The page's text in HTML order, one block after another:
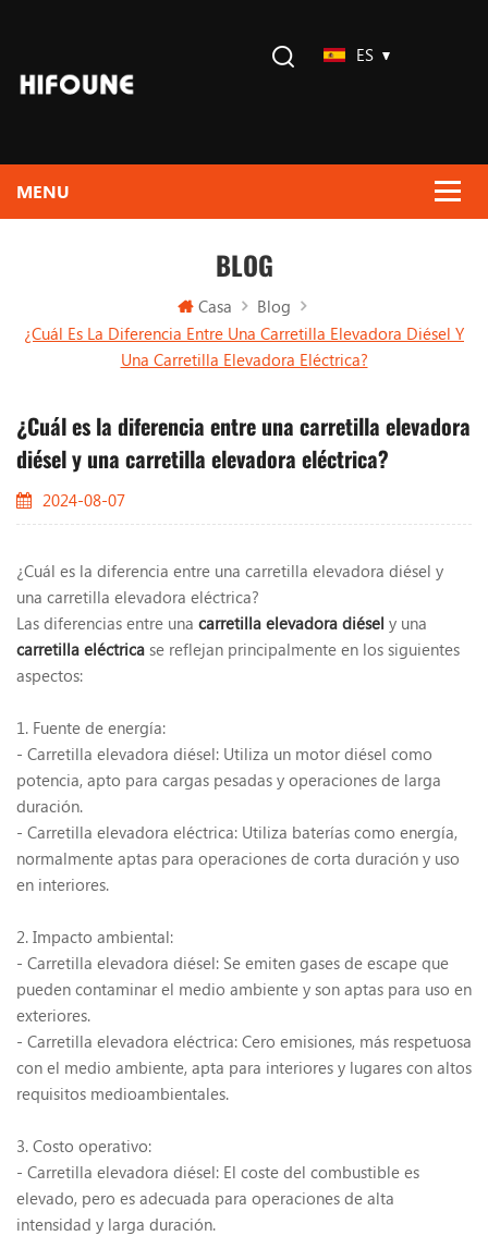
ES
BLOG
Casa
Blog
¿Cuál Es La Diferencia Entre Una Carretilla Elevadora Diésel Y
Una Carretilla Elevadora Eléctrica?
¿Cuál es la diferencia entre una carretilla elevadora
diésel y una carretilla elevadora eléctrica?
2024-08-07
¿Cuál es la diferencia entre una carretilla elevadora diésel y
una carretilla elevadora eléctrica?
Las diferencias entre una carretilla elevadora diésel y una
carretilla eléctrica se reflejan principalmente en los siguientes
aspectos:
1. Fuente de energía:
- Carretilla elevadora diésel: Utiliza un motor diésel como
potencia, apto para cargas pesadas y operaciones de larga
duración.
- Carretilla elevadora eléctrica: Utiliza baterías como energía,
normalmente aptas para operaciones de corta duración y uso
en interiores.
2. Impacto ambiental:
- Carretilla elevadora diésel: Se emiten gases de escape que
pueden contaminar el medio ambiente y son aptas para uso en
exteriores.
- Carretilla elevadora eléctrica: Cero emisiones, más respetuosa
con el medio ambiente, apta para interiores y lugares con altos
requisitos medioambientales.
3. Costo operativo:
- Carretilla elevadora diésel: El coste del combustible es
elevado, pero es adecuada para operaciones de alta
intensidad y larga duración.